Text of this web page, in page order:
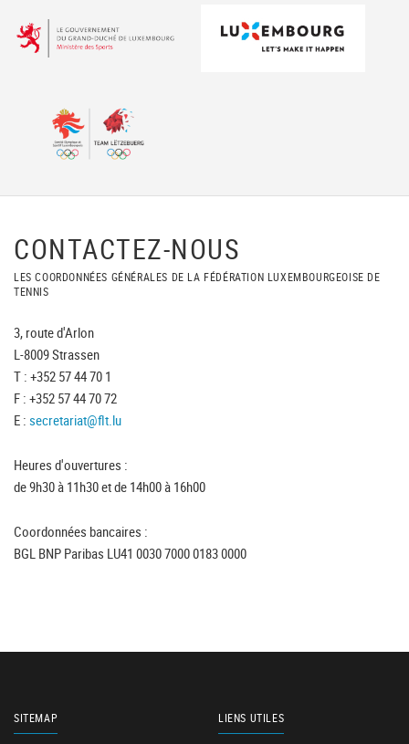
CONTACTEZ-NOUS
LES COORDONNÉES GÉNÉRALES DE LA FÉDÉRATION LUXEMBOURGEOISE DE
TENNIS
3, route d'Arlon
L-8009 Strassen
T : +352 57 44 70 1
F : +352 57 44 70 72
E : secretariat@flt.lu
Heures d'ouvertures :
de 9h30 à 11h30 et de 14h00 à 16h00
Coordonnées bancaires :
BGL BNP Paribas LU41 0030 7000 0183 0000
SITEMAP LIENS UTILES